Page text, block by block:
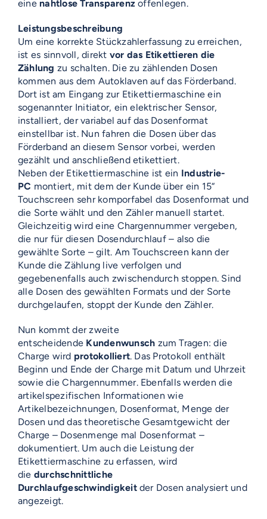
eine nahtlose Transparenz offenlegen.
Leistungsbeschreibung
Um eine korrekte Stückzahlerfassung zu erreichen,
ist es sinnvoll, direkt vor das Etikettieren die
Zählung zu schalten. Die zu zählenden Dosen
kommen aus dem Autoklaven auf das Förderband.
Dort ist am Eingang zur Etikettiermaschine ein
sogenannter Initiator, ein elektrischer Sensor,
installiert, der variabel auf das Dosenformat
einstellbar ist. Nun fahren die Dosen über das
Förderband an diesem Sensor vorbei, werden
gezählt und anschließend etikettiert.
Neben der Etikettiermaschine ist ein Industrie-
PC montiert, mit dem der Kunde über ein 15“
Touchscreen sehr komporfabel das Dosenformat und
die Sorte wählt und den Zähler manuell startet.
Gleichzeitig wird eine Chargennummer vergeben,
die nur für diesen Dosendurchlauf – also die
gewählte Sorte – gilt. Am Touchscreen kann der
Kunde die Zählung live verfolgen und
gegebenenfalls auch zwischendurch stoppen. Sind
alle Dosen des gewählten Formats und der Sorte
durchgelaufen, stoppt der Kunde den Zähler.
Nun kommt der zweite
entscheidende Kundenwunsch zum Tragen: die
Charge wird protokolliert. Das Protokoll enthält
Beginn und Ende der Charge mit Datum und Uhrzeit
sowie die Chargennummer. Ebenfalls werden die
artikelspezifischen Informationen wie
Artikelbezeichnungen, Dosenformat, Menge der
Dosen und das theoretische Gesamtgewicht der
Charge – Dosenmenge mal Dosenformat –
dokumentiert. Um auch die Leistung der
Etikettiermaschine zu erfassen, wird
die durchschnittliche
Durchlaufgeschwindigkeitder Dosen analysiert und
angezeigt.